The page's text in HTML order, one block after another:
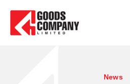
News